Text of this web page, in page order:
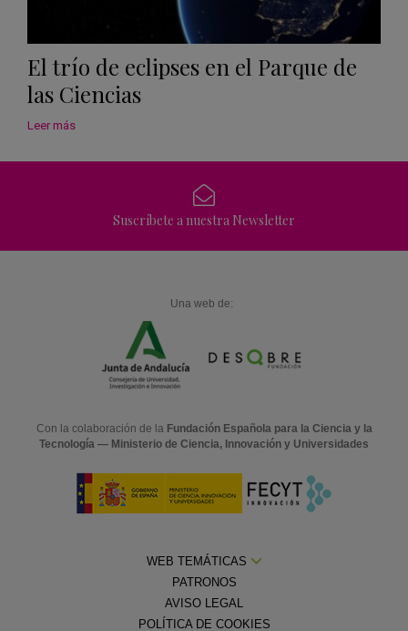
El trío de eclipses en el Parque de
las Ciencias
Leer más
Suscríbete a nuestra Newsletter
Una web de:
Con la colaboración de la Fundación Española para la Ciencia y la
Tecnología — Ministerio de Ciencia, Innovación y Universidades
WEB TEMÁTICAS
PATRONOS
AVISO LEGAL
POLÍTICA DE COOKIES